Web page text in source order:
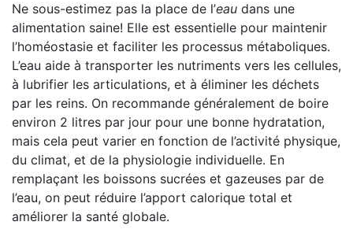
Ne sous-estimez pas la place de l’eau dans une
alimentation saine! Elle est essentielle pour maintenir
l’homéostasie et faciliter les processus métaboliques.
L’eau aide à transporter les nutriments vers les cellules,
à lubrifier les articulations, et à éliminer les déchets
par les reins. On recommande généralement de boire
environ 2 litres par jour pour une bonne hydratation,
mais cela peut varier en fonction de l’activité physique,
du climat, et de la physiologie individuelle. En
remplaçant les boissons sucrées et gazeuses par de
l’eau, on peut réduire l’apport calorique total et
améliorer la santé globale.